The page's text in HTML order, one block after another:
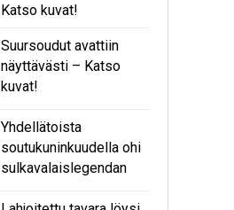
Katso kuvat!
Suursoudut avattiin
näyttävästi – Katso
kuvat!
Yhdellätoista
soutukuninkuudella ohi
sulkavalaislegendan